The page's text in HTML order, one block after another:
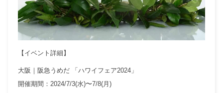
【イベント詳細】
大阪｜阪急うめだ 「ハワイフェア2024」
開催期間：2024/7/3(水)〜7/8(月)